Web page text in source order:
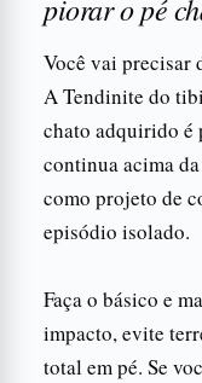
piorar o pé
Você vai precisar
A Tendinite do
chato adquirido é
continua acima
como projeto de
episódio isolado.
Faça o básico e
impacto, evite
total em pé. Se